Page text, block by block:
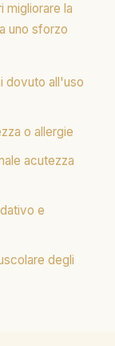
migliorare la
uno sforzo
dovuto all'uso
o allergie
acutezza
e
degli